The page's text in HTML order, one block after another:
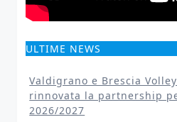
ULTIME NEWS
Valdigrano e Brescia
rinnovata la partnership
2026/2027